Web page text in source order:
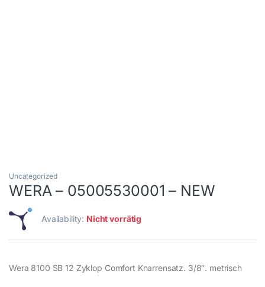
Uncategorized
WERA – 05005530001 – NEW
Availability: Nicht vorrätig
Wera 8100 SB 12 Zyklop Comfort Knarrensatz. 3/8″. metrisch